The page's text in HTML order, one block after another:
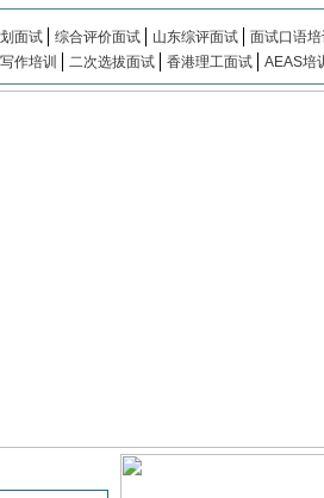
面试 综合评价面试 山东综评面试 面试口语培
作培训 二次选拔面试 香港理工面试 AEAS培